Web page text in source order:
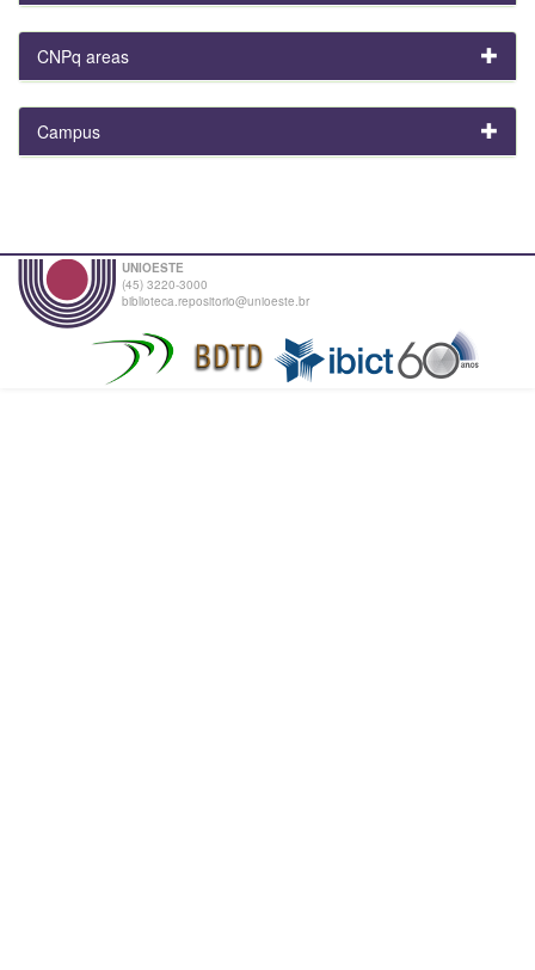
CNPq areas
Campus
UNIOESTE
(45) 3220-3000
biblioteca.repositorio@unioeste.br